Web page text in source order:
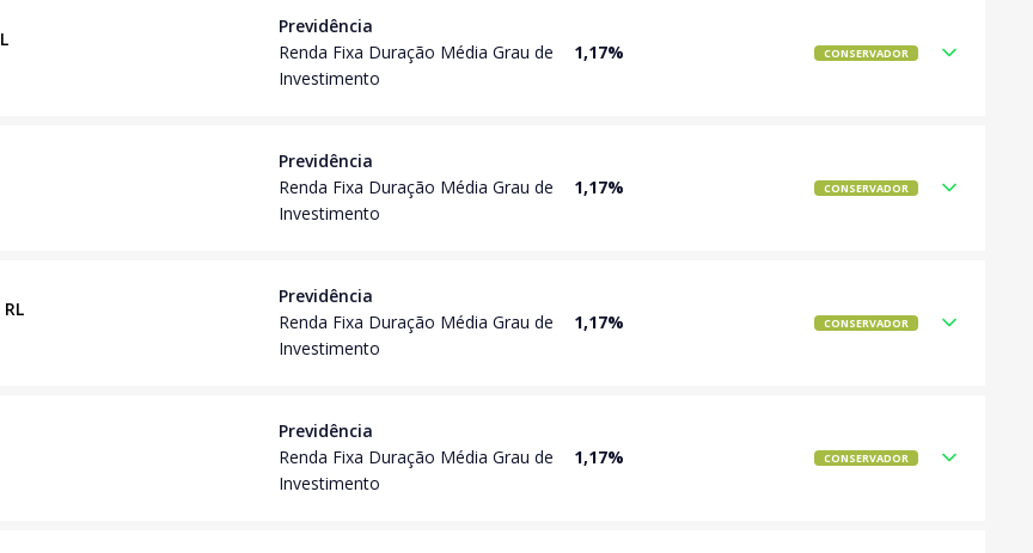
Previdência
Renda Fixa Duração Média Grau de
Investimento
1,17% CONSERVADOR
Previdência
Renda Fixa Duração Média Grau de
Investimento
1,17% CONSERVADOR
Previdência
Renda Fixa Duração Média Grau de
Investimento
1,17% CONSERVADOR
Previdência
Renda Fixa Duração Média Grau de
Investimento
1,17% CONSERVADOR